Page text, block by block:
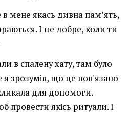
мене якась дивна пам’ять,
І це добре, коли ти
в спалену хату, там було
зрозумів, що це пов'язано
для допомоги.
провести якісь ритуали. І